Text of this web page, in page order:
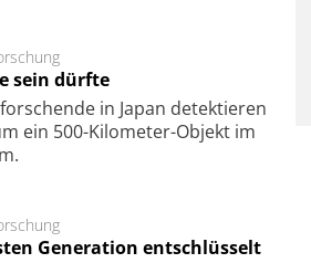
sein dürfte
in Japan de­tek­tie­ren
ein 500-Kilo­meter-Objekt im
Generation entschlüsselt